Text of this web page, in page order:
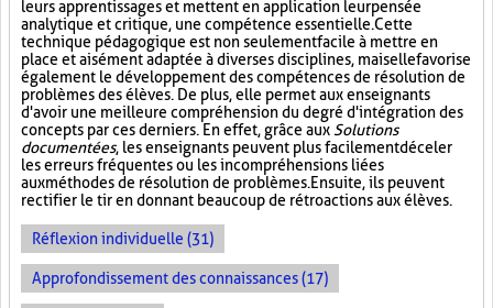
leurs apprentissages et mettent en application leur pensée
analytique et critique, une compétence essentielle. Cette
technique pédagogique est non seulement facile à mettre en
place et aisément adaptée à diverses disciplines, mais elle favorise
également le développement des compétences de résolution de
problèmes des élèves. De plus, elle permet aux enseignants
d'avoir une meilleure compréhension du degré d'intégration des
concepts par ces derniers. En effet, grâce aux Solutions
documentées, les enseignants peuvent plus facilement déceler
les erreurs fréquentes ou les incompréhensions liées
aux méthodes de résolution de problèmes. Ensuite, ils peuvent
rectifier le tir en donnant beaucoup de rétroactions aux élèves.
Réflexion individuelle (31)
Approfondissement des connaissances (17)